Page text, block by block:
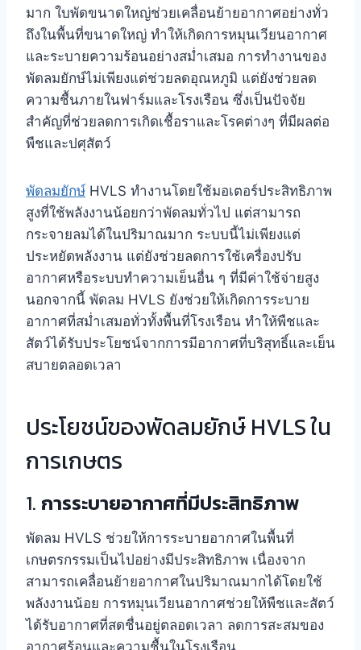
มาก ใบพัดขนาดใหญ่ช่วยเคลื่อนย้ายอากาศอย่างทั่ว
ถึงในพื้นที่ขนาดใหญ่ ทำให้เกิดการหมุนเวียนอากาศ
และระบายความร้อนอย่างสม่ำเสมอ การทำงานของ
พัดลมยักษ์ไม่เพียงแต่ช่วยลดอุณหภูมิ แต่ยังช่วยลด
ความชื้นภายในฟาร์มและโรงเรือน ซึ่งเป็นปัจจัย
สำคัญที่ช่วยลดการเกิดเชื้อราและโรคต่างๆ ที่มีผลต่อ
พืชและปศุสัตว์
พัดลมยักษ์ HVLS ทำงานโดยใช้มอเตอร์ประสิทธิภาพ
สูงที่ใช้พลังงานน้อยกว่าพัดลมทั่วไป แต่สามารถ
กระจายลมได้ในปริมาณมาก ระบบนี้ไม่เพียงแต่
ประหยัดพลังงาน แต่ยังช่วยลดการใช้เครื่องปรับ
อากาศหรือระบบทำความเย็นอื่น ๆ ที่มีค่าใช้จ่ายสูง
นอกจากนี้ พัดลม HVLS ยังช่วยให้เกิดการระบาย
อากาศที่สม่ำเสมอทั่วทั้งพื้นที่โรงเรือน ทำให้พืชและ
สัตว์ได้รับประโยชน์จากการมีอากาศที่บริสุทธิ์และเย็น
สบายตลอดเวลา
ประโยชน์ของพัดลมยักษ์ HVLS ใน
การเกษตร
1. การระบายอากาศที่มีประสิทธิภาพ
พัดลม HVLS ช่วยให้การระบายอากาศในพื้นที่
เกษตรกรรมเป็นไปอย่างมีประสิทธิภาพ เนื่องจาก
สามารถเคลื่อนย้ายอากาศในปริมาณมากได้โดยใช้
พลังงานน้อย การหมุนเวียนอากาศช่วยให้พืชและสัตว์
ได้รับอากาศที่สดชื่นอยู่ตลอดเวลา ลดการสะสมของ
อากาศร้อนและความชื้นในโรงเรือน